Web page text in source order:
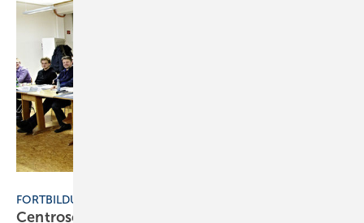
FORTBILDUNG
Centrosolar bildet Energieberater